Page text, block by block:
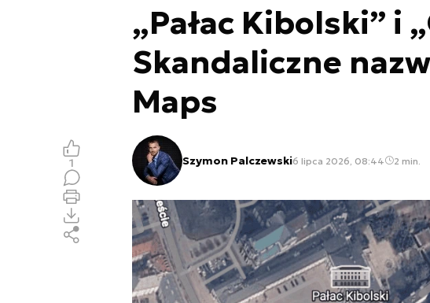
„Pałac Kibolski” i
Skandaliczne
Maps
Szymon Palczewski6 lipca 2026, 08:44 2 min.
1